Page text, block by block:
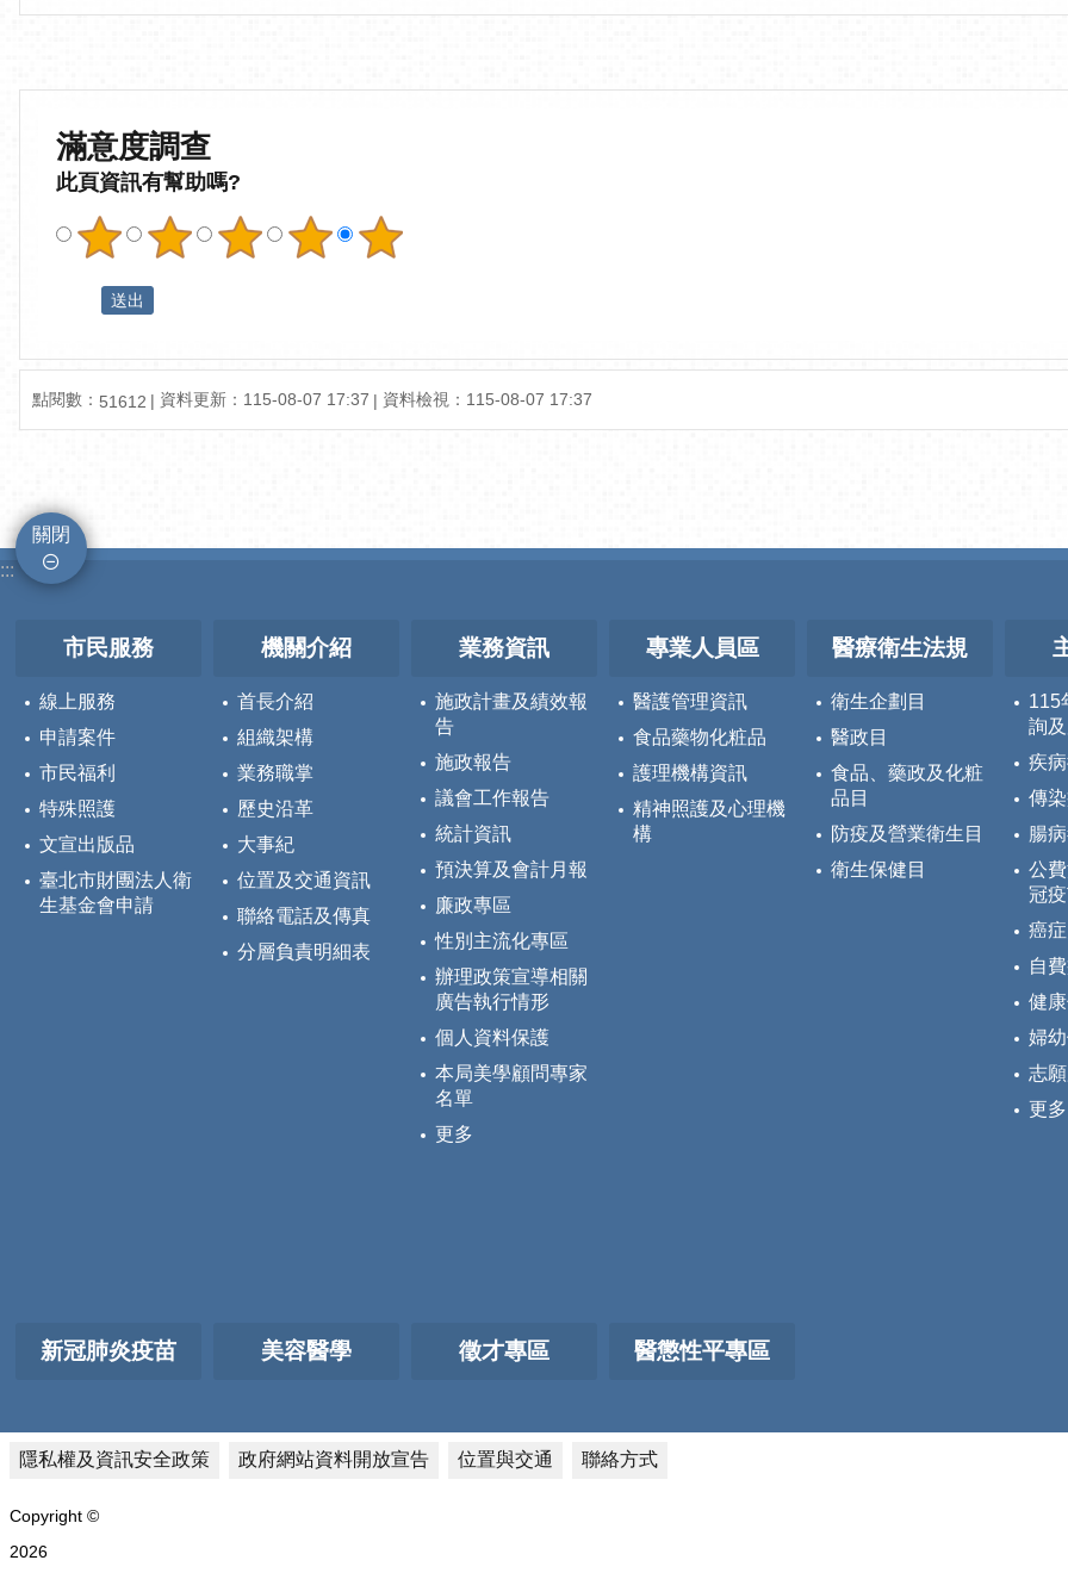
滿意度調查
此頁資訊有幫助嗎?
點閱數： 51612 資料更新： 115-08-07 17:37 資料檢視： 115-08-07 17:37
關閉
:::
市民服務
線上服務
申請案件
市民福利
特殊照護
文宣出版品
臺北市財團法人衛
生基金會申請
機關介紹
首長介紹
組織架構
業務職掌
歷史沿革
大事紀
位置及交通資訊
聯絡電話及傳真
分層負責明細表
業務資訊
施政計畫及績效報
告
施政報告
議會工作報告
統計資訊
預決算及會計月報
廉政專區
性別主流化專區
辦理政策宣導相關
廣告執行情形
個人資料保護
本局美學顧問專家
名單
更多
專業人員區
醫護管理資訊
食品藥物化粧品
護理機構資訊
精神照護及心理機
構
醫療衛生法規
衛生企劃目
醫政目
食品、藥政及化粧
品目
防疫及營業衛生目
衛生保健目
115
詢
疾
傳
腸
公
冠
癌
自
健
婦
志
更多
新冠肺炎疫苗 美容醫學 徵才專區 醫懲性平專區
隱私權及資訊安全政策 政府網站資料開放宣告 位置與交通 聯絡方式
Copyright ©
2026